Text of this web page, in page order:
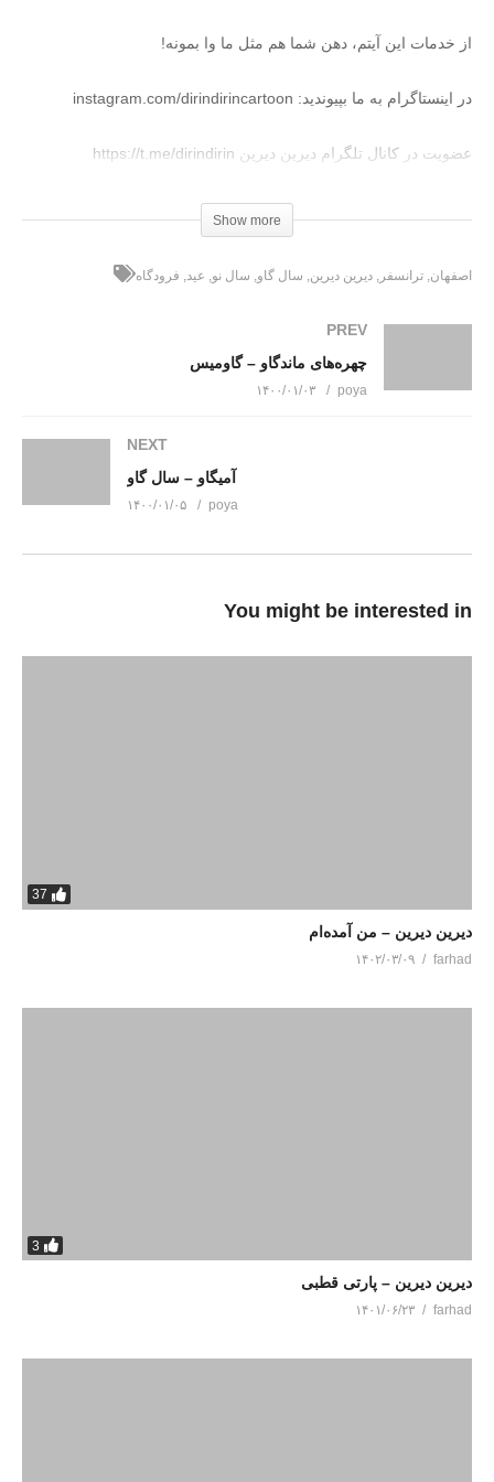
از خدمات این آیتم، دهن شما هم مثل ما وا بمونه!
در اینستاگرام به ما بپیوندید: instagram.com/dirindirincartoon
عضویت در کانال تلگرام دیرین دیرین https://t.me/dirindirin
Show more
اصفهان ترانسفر دیرین دیرین سال گاو سال نو عید فرودگاه
PREV
چهره‌های ماندگاو – گاومیس
poya ۱۴۰۰/۰۱/۰۳
NEXT
آمیگاو – سال گاو
poya ۱۴۰۰/۰۱/۰۵
You might be interested in
37
دیرین دیرین – من آمده‌ام
farhad ۱۴۰۲/۰۳/۰۹
3
دیرین دیرین – پارتی قطبی
farhad ۱۴۰۱/۰۶/۲۳